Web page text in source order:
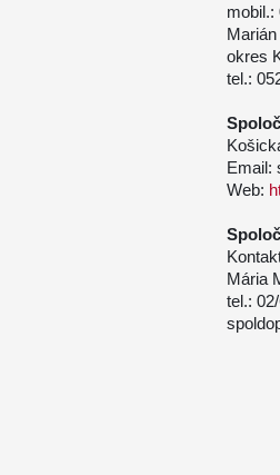
mobil.:
okres
tel.:
Email:
Web:
Mária
tel.: